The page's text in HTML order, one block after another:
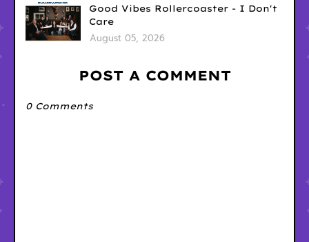
Good Vibes Rollercoaster - I Don't
Care
August 05, 2026
POST A COMMENT
0 Comments